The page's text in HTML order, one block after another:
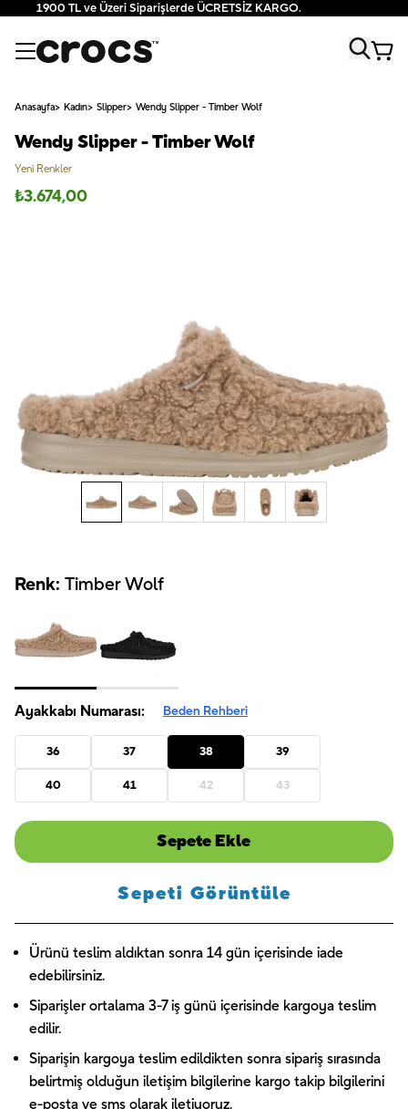
1900 TL ve Üzeri Siparişlerde ÜCRETSİZ KARGO.
Anasayfa Kadın Slipper Wendy Slipper - Timber Wolf
Wendy Slipper - Timber Wolf
Yeni Renkler
₺3.674,00
Renk: Timber Wolf
Ayakkabı Numarası: Beden Rehberi
36 37 38 39
40 41 42 43
Sepete Ekle
Sepeti Görüntüle
Ürünü teslim aldıktan sonra 14 gün içerisinde iade
edebilirsiniz.
Siparişler ortalama 3-7 iş günü içerisinde kargoya teslim
edilir.
Siparişin kargoya teslim edildikten sonra sipariş sırasında
belirtmiş olduğun iletişim bilgilerine kargo takip bilgilerini
e-posta ve sms olarak iletiyoruz.